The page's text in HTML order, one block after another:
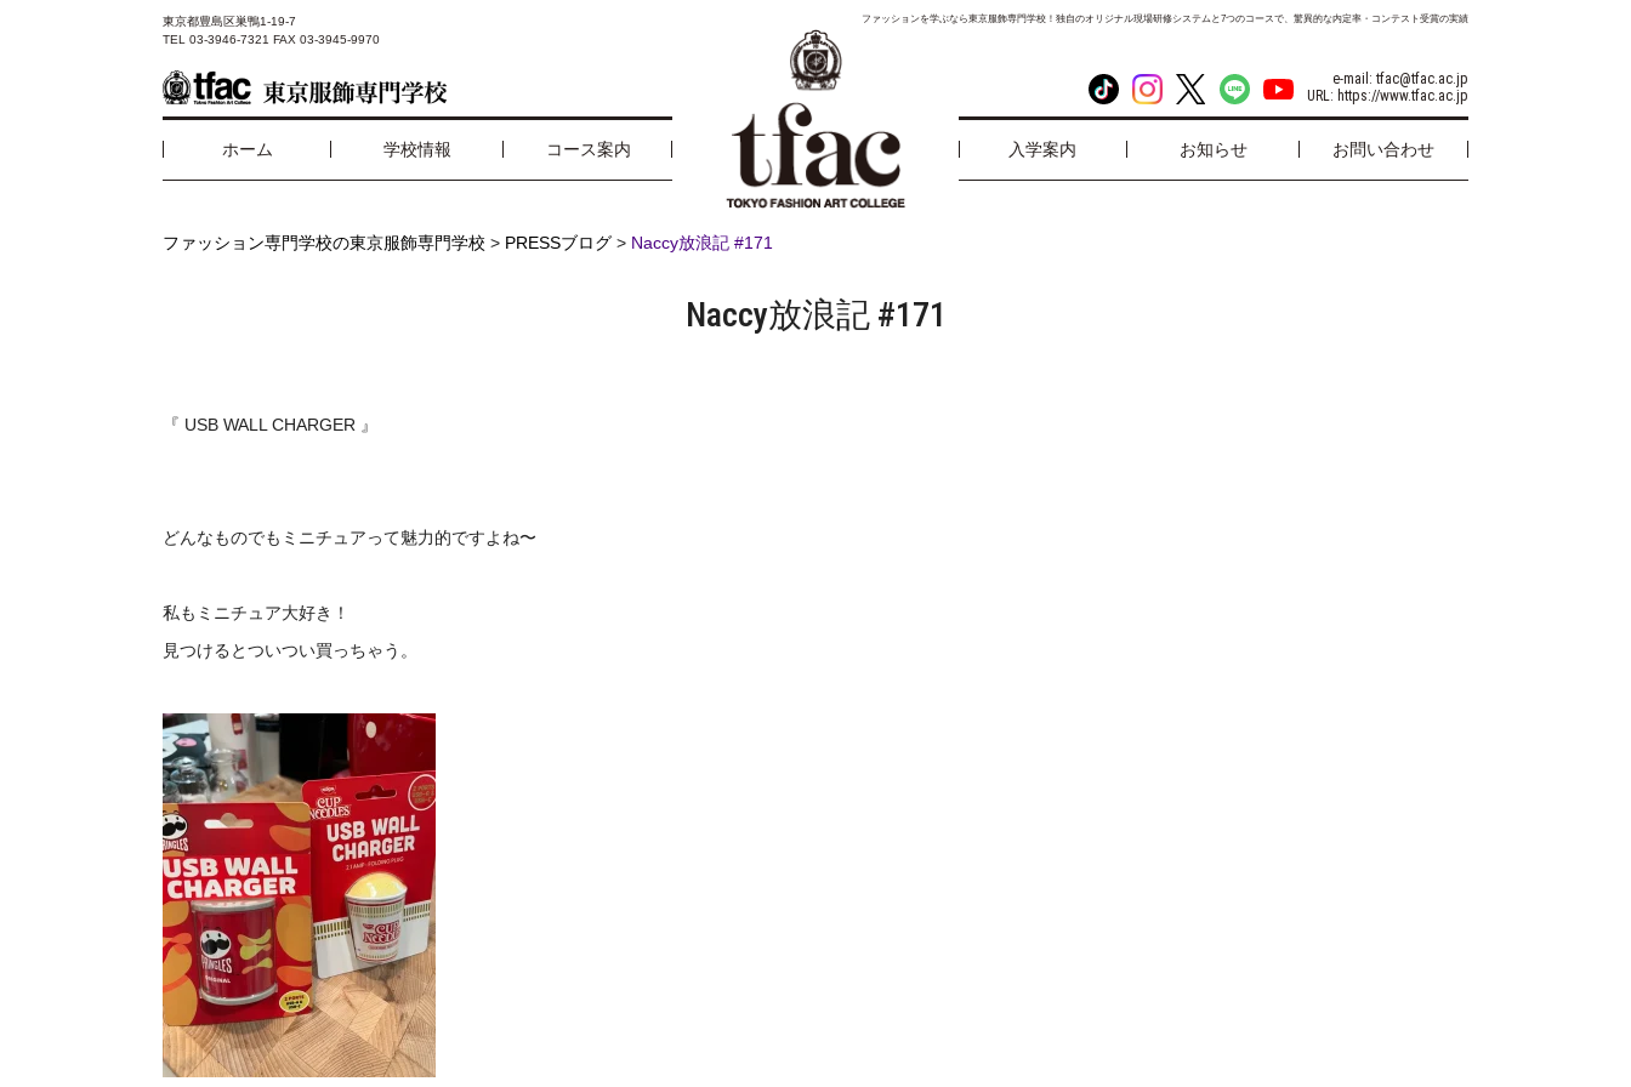
東京都豊島区巣鴨1-19-7
TEL 03-3946-7321 FAX 03-3945-9970
ファッションを学ぶなら東京服飾専門学校！独自のオリジナル現場研修システムと7つのコースで、驚異的な内定率・コンテスト受賞の実績
e-mail: tfac@tfac.ac.jp
URL: https://www.tfac.ac.jp
ホーム 学校情報 コース案内 入学案内 お知らせ お問い合わせ
ファッション専門学校の東京服飾専門学校 > PRESSブログ > Naccy放浪記 #171
Naccy放浪記 #171
『 USB WALL CHARGER 』
どんなものでもミニチュアって魅力的ですよね〜
私もミニチュア大好き！
見つけるとついつい買っちゃう。